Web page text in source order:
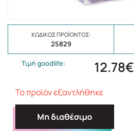
ΚΩΔΙΚΌΣ ΠΡΟΪΌΝΤΟΣ:
25829
Τιμή goodlife: 12.78€
Το προϊόν εξαντλήθηκε
Μη διαθέσιμο